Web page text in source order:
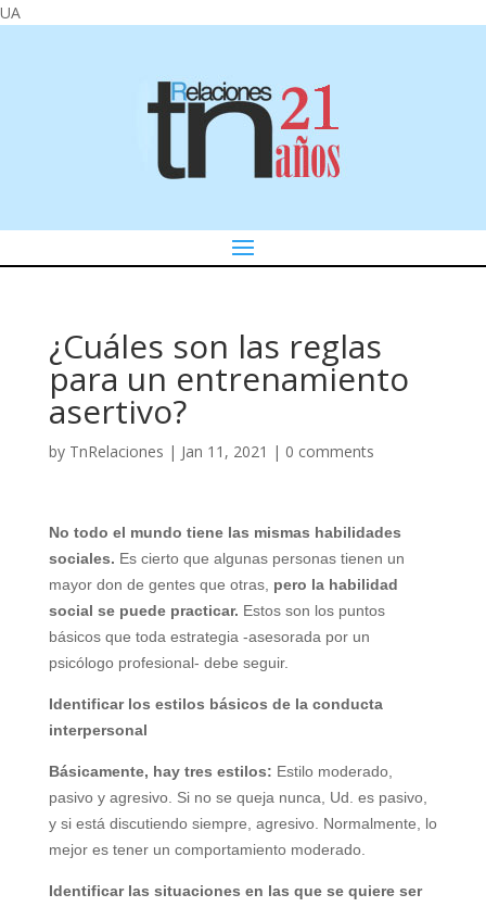
UA
¿Cuáles son las reglas
para un entrenamiento
asertivo?
by TnRelaciones | Jan 11, 2021 | 0 comments
No todo el mundo tiene las mismas habilidades
sociales. Es cierto que algunas personas tienen un
mayor don de gentes que otras, pero la habilidad
social se puede practicar. Estos son los puntos
básicos que toda estrategia -asesorada por un
psicólogo profesional- debe seguir.
Identificar los estilos básicos de la conducta
interpersonal
Básicamente, hay tres estilos: Estilo moderado,
pasivo y agresivo. Si no se queja nunca, Ud. es pasivo,
y si está discutiendo siempre, agresivo. Normalmente, lo
mejor es tener un comportamiento moderado.
Identificar las situaciones en las que se quiere ser